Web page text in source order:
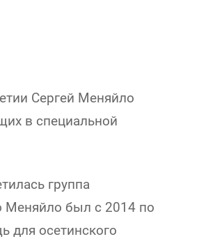
Сергей Меняйло
в специальной
группа
Меняйло был с 2014 по
для осетинского